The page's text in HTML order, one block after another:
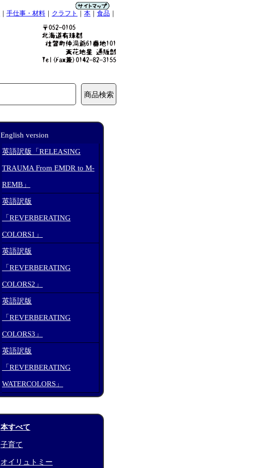
｜ 手仕事・材料 ｜ クラフト ｜ 本 ｜ 食品 ｜
English version
英語訳版「RELEASING
TRAUMA From EMDR to M-
REMB」
英語訳版
「REVERBERATING
COLORS1」
英語訳版
「REVERBERATING
COLORS2」
英語訳版
「REVERBERATING
COLORS3」
英語訳版
「REVERBERATING
WATERCOLORS」
本すべて
子育て
オイリュトミー